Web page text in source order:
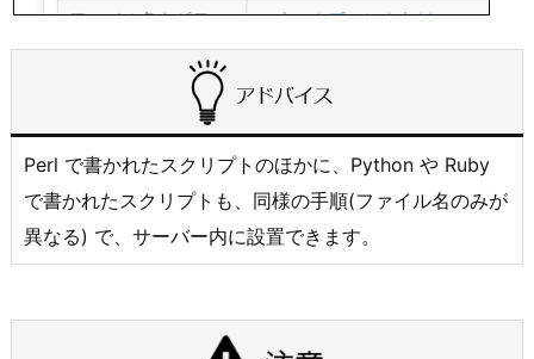
Perl で書かれたスクリプトのほかに、Python や Ruby
で書かれたスクリプトも、同様の手順(ファイル名のみが
異なる) で、サーバー内に設置できます。